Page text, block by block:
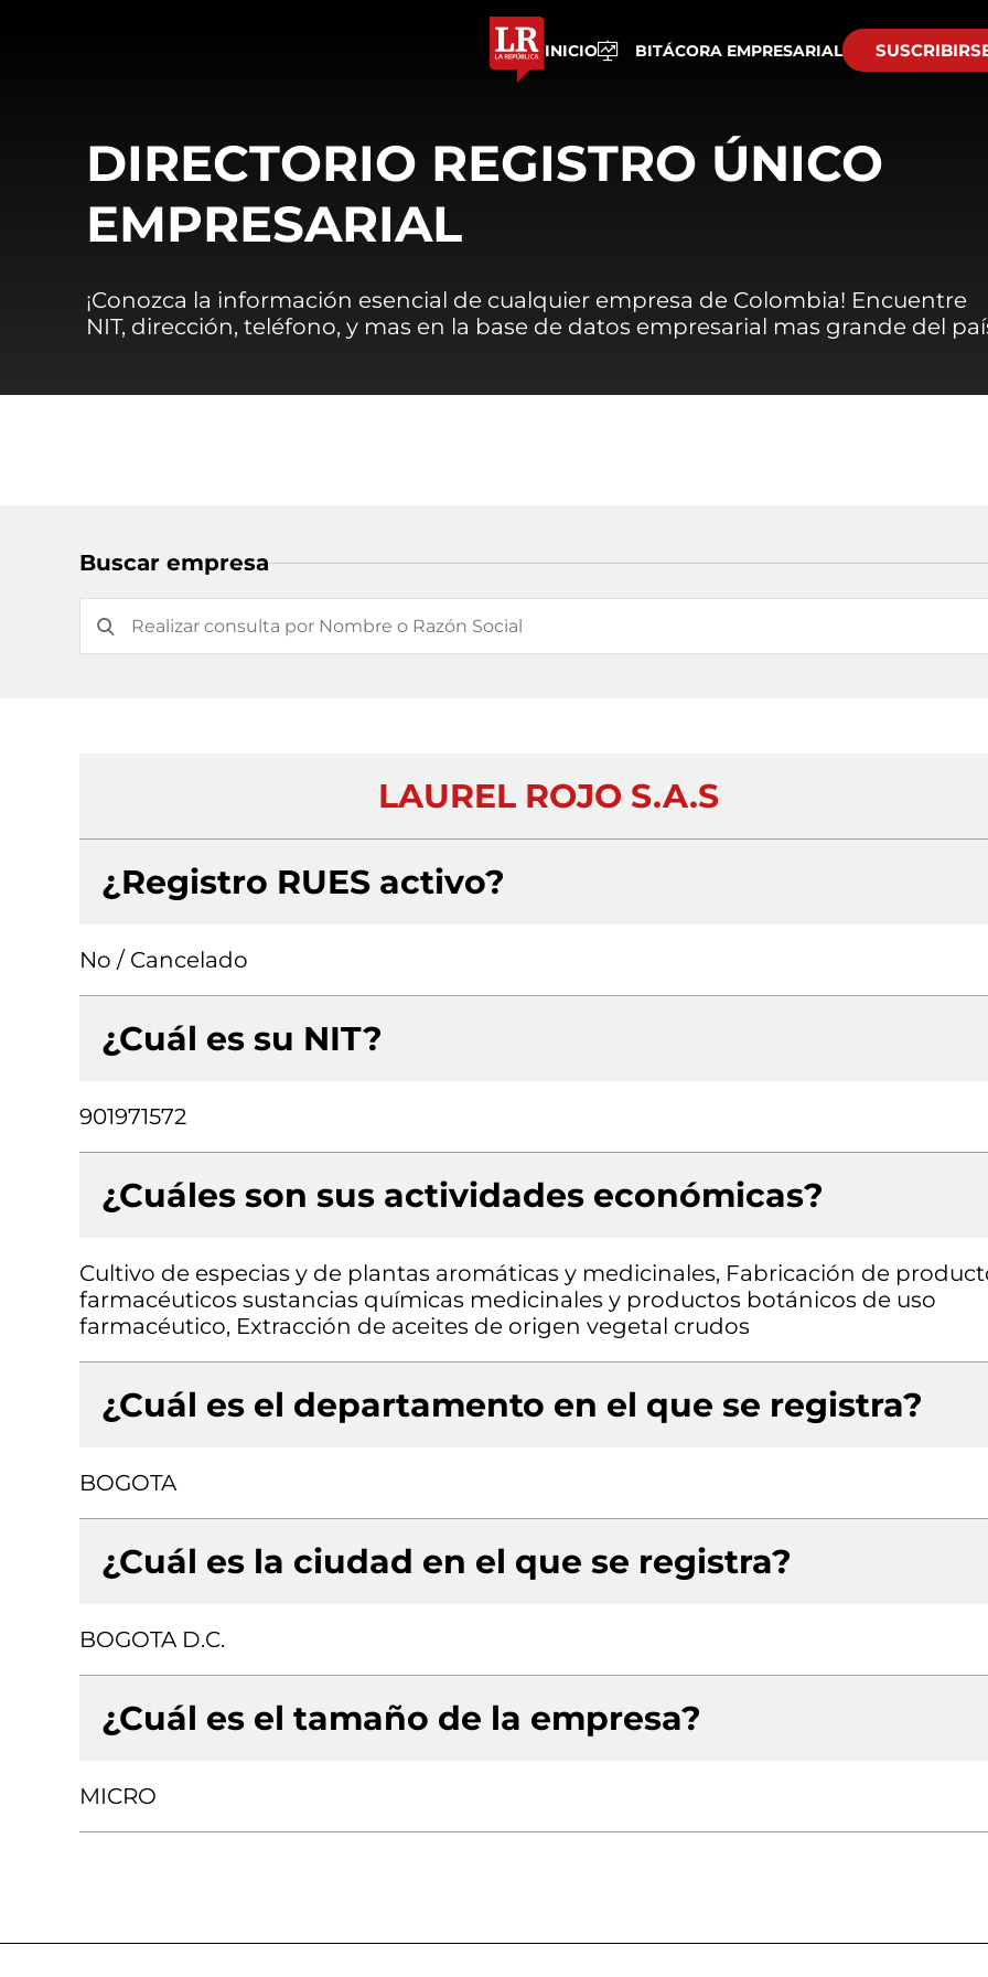
INICIO BITÁCORA EMPRESARIAL
DIRECTORIO REGISTRO ÚNICO
EMPRESARIAL
¡Conozca la información esencial de cualquier empresa de Colombia! Encuentre
NIT, dirección, teléfono, y mas en la base de datos empresarial mas grande del
Buscar empresa
LAUREL ROJO S.A.S
¿Registro RUES activo?
No / Cancelado
¿Cuál es su NIT?
901971572
¿Cuáles son sus actividades económicas?
Cultivo de especias y de plantas aromáticas y medicinales, Fabricación de
farmacéuticos sustancias químicas medicinales y productos botánicos de uso
farmacéutico, Extracción de aceites de origen vegetal crudos
¿Cuál es el departamento en el que se registra?
BOGOTA
¿Cuál es la ciudad en el que se registra?
BOGOTA D.C.
¿Cuál es el tamaño de la empresa?
MICRO